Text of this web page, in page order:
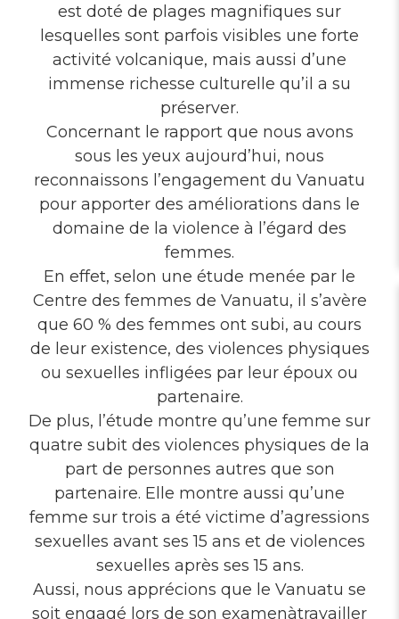
est doté de plages magnifiques sur
lesquelles sont parfois visibles une forte
activité volcanique, mais aussi d’une
immense richesse culturelle qu’il a su
préserver.
Concernant le rapport que nous avons
sous les yeux aujourd’hui, nous
reconnaissons l’engagement du Vanuatu
pour apporter des améliorations dans le
domaine de la violence à l’égard des
femmes.
En effet, selon une étude menée par le
Centre des femmes de Vanuatu, il s’avère
que 60 % des femmes ont subi, au cours
de leur existence, des violences physiques
ou sexuelles infligées par leur époux ou
partenaire.
De plus, l’étude montre qu’une femme sur
quatre subit des violences physiques de la
part de personnes autres que son
partenaire. Elle montre aussi qu’une
femme sur trois a été victime d’agressions
sexuelles avant ses 15 ans et de violences
sexuelles après ses 15 ans.
Aussi, nous apprécions que le Vanuatu se
soit engagé lors de son examenàtravailler